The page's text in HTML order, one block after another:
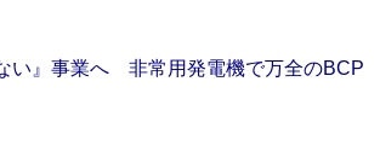
い』事業へ 非常用発電機で万全のBCP